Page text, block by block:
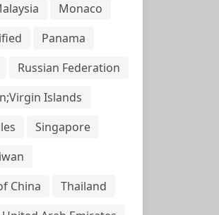
Monaco
Panama
Russian Federation
Islands
Singapore
China
Thailand